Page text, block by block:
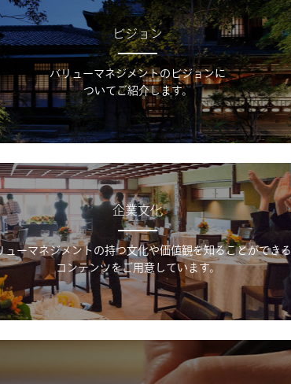
ビジョン
バリューマネジメントのビジョンに
ついてご紹介します。
企業文化
ューマネジメントの持つ文化や価値観を知ることができる
コンテンツをご用意しています。